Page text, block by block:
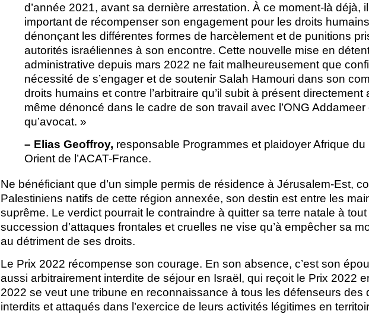
d’année 2021, avant sa dernière arrestation. À ce moment-là déjà,
important de récompenser son engagement pour les droits
dénonçant les différentes formes de harcèlement et de punitions
autorités israéliennes à son encontre. Cette nouvelle mise en
administrative depuis mars 2022 ne fait malheureusement que
nécessité de s’engager et de soutenir Salah Hamouri dans son
droits humains et contre l’arbitraire qu’il subit à présent directement
même dénoncé dans le cadre de son travail avec l’ONG Addameer
qu’avocat. »
– Elias Geoffroy, responsable Programmes et plaidoyer Afrique
Orient de l’ACAT-France.
Ne bénéficiant que d’un simple permis de résidence à Jérusalem-Est,
Palestiniens natifs de cette région annexée, son destin est entre les
suprême. Le verdict pourrait le contraindre à quitter sa terre natale à
succession d’attaques frontales et cruelles ne vise qu’à empêcher sa
au détriment de ses droits.
Le Prix 2022 récompense son courage. En son absence, c’est son
aussi arbitrairement interdite de séjour en Israël, qui reçoit le Prix 2022
2022 se veut une tribune en reconnaissance à tous les défenseurs des
interdits et attaqués dans l’exercice de leurs activités légitimes en